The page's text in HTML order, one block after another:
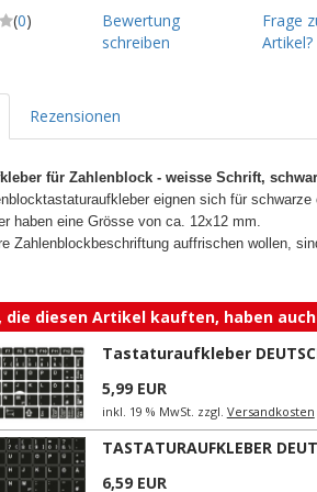
(0)
Bewertung
schreiben
Frage
Artikel?
Rezensionen
für Zahlenblock - weisse Schrift,
eignen sich für schwarze
haben eine Grösse von ca. 12x12 mm.
Zahlenblockbeschriftung auffrischen wollen,
die diesen Artikel kauften, haben
Tastaturaufkleber
5,99 EUR
inkl. 19 % MwSt. zzgl. Versandkosten
TASTATURAUFKLEBER
6,59 EUR